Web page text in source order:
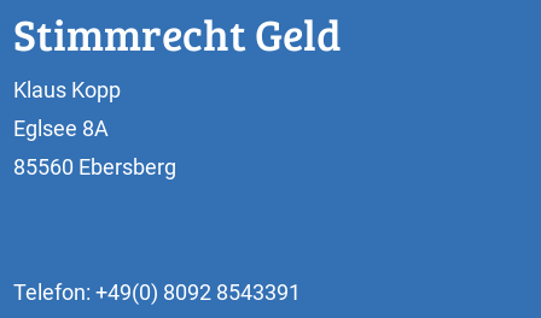
Stimmrecht Geld
Klaus Kopp
Eglsee 8A
85560 Ebersberg
Telefon: +49(0) 8092 8543391